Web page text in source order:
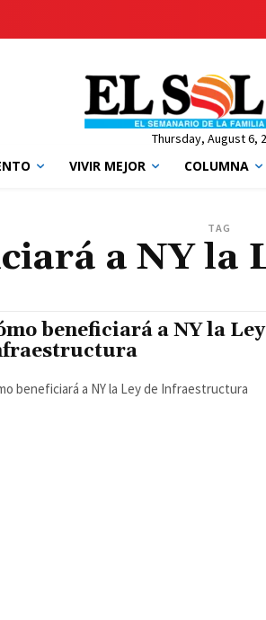
Thursday, August 6,
VIVIR MEJOR COLUMNA
TAG
a NY
beneficiará a NY la
beneficiará a NY la Ley de Infraestructura